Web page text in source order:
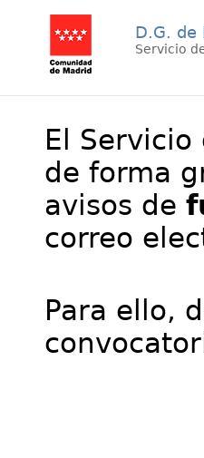
D.G. de
Servicio
El
de forma
avisos de
correo
Para ello,